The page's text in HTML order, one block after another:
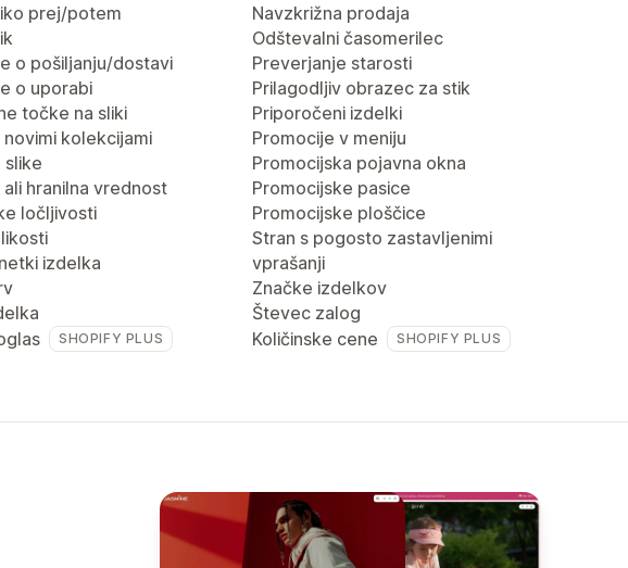
prej/potem
o pošiljanju/dostavi
o uporabi
točke na sliki
novimi kolekcijami
slike
hranilna vrednost
ločljivosti
izdelka
SHOPIFY PLUS
Navzkrižna prodaja
Odštevalni časomerilec
Preverjanje starosti
Prilagodljiv obrazec za stik
Priporočeni izdelki
Promocije v meniju
Promocijska pojavna okna
Promocijske pasice
Promocijske ploščice
Stran s pogosto zastavljenimi
vprašanji
Značke izdelkov
Števec zalog
Količinske cene
SHOPIFY PLUS